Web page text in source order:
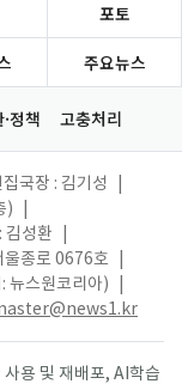
포토
주요뉴스
정책 고충처리
국장 : 김기성
)
김성환
울종로 0676호
뉴스원코리아)
및 재배포, AI학습